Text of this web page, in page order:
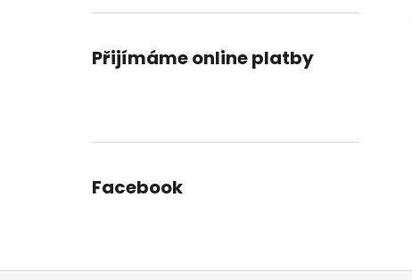
Přijímáme online platby
Facebook